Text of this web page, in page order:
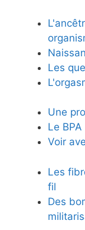
Les
Une
Le
Voir
Les
fil
Des